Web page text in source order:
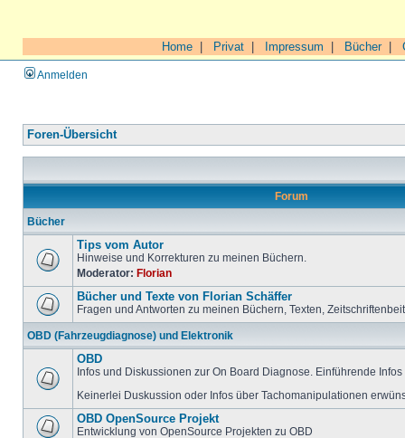
Home Privat Impressum Bücher|
Anmelden
Foren-Übersicht
Forum
Bücher
Tips vom Autor
Hinweise und Korrekturen zu meinen Büchern.
Moderator: Florian
Bücher und Texte von Florian Schäffer
Fragen und Antworten zu meinen Büchern, Texten,
OBD (Fahrzeugdiagnose) und Elektronik
OBD
Infos und Diskussionen zur On Board Diagnose. Einführende
Keinerlei Duskussion oder Infos über Tachomanipulationen
OBD OpenSource Projekt
Entwicklung von OpenSource Projekten zu OBD